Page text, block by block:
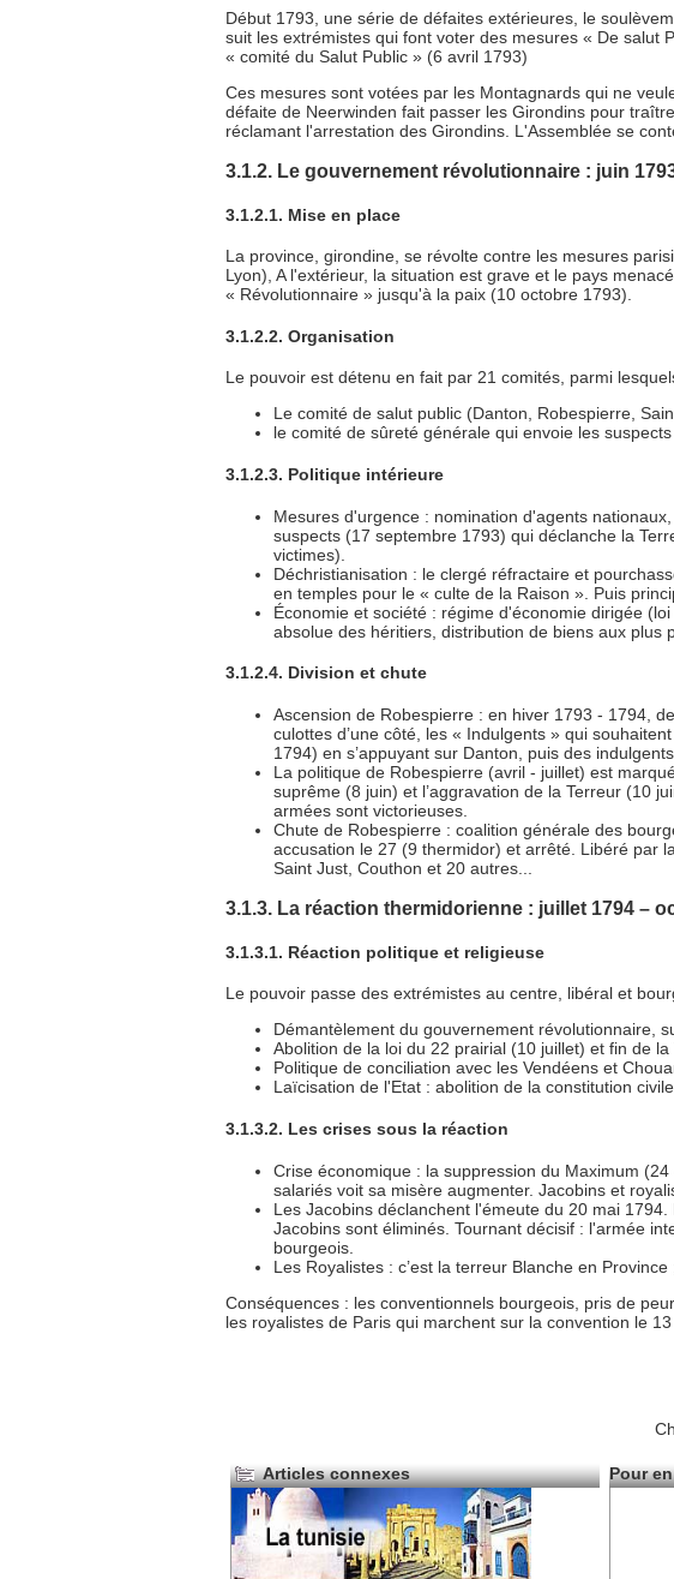
Début 1793, une série de défaites extérieures, le
suit les extrémistes qui font voter des mesures « De salut
« comité du Salut Public » (6 avril 1793)
Ces mesures sont votées par les Montagnards qui ne
défaite de Neerwinden fait passer les Girondins pour
réclamant l'arrestation des Girondins. L'Assemblée se
3.1.2. Le gouvernement révolutionnaire : juin
3.1.2.1. Mise en place
La province, girondine, se révolte contre les mesures
Lyon), A l'extérieur, la situation est grave et le pays
« Révolutionnaire » jusqu'à la paix (10 octobre 1793).
3.1.2.2. Organisation
Le pouvoir est détenu en fait par 21 comités, parmi
Le comité de salut public (Danton, Robespierre,
le comité de sûreté générale qui envoie les
3.1.2.3. Politique intérieure
Mesures d'urgence : nomination d'agents
suspects (17 septembre 1793) qui déclanche la
victimes).
Déchristianisation : le clergé réfractaire et
en temples pour le « culte de la Raison ». Puis
Économie et société : régime d'économie dirigée
absolue des héritiers, distribution de biens aux plus
3.1.2.4. Division et chute
Ascension de Robespierre : en hiver 1793 - 1794,
culottes d’une côté, les « Indulgents » qui
1794) en s’appuyant sur Danton, puis des
La politique de Robespierre (avril - juillet) est
suprême (8 juin) et l’aggravation de la Terreur (10
armées sont victorieuses.
Chute de Robespierre : coalition générale des
accusation le 27 (9 thermidor) et arrêté. Libéré par
Saint Just, Couthon et 20 autres...
3.1.3. La réaction thermidorienne : juillet 1794 –
3.1.3.1. Réaction politique et religieuse
Le pouvoir passe des extrémistes au centre, libéral et
Démantèlement du gouvernement révolutionnaire,
Abolition de la loi du 22 prairial (10 juillet) et fin de
Politique de conciliation avec les Vendéens et
Laïcisation de l'Etat : abolition de la constitution
3.1.3.2. Les crises sous la réaction
Crise économique : la suppression du Maximum
salariés voit sa misère augmenter. Jacobins et
Les Jacobins déclanchent l'émeute du 20 mai
Jacobins sont éliminés. Tournant décisif : l'armée
bourgeois.
Les Royalistes : c’est la terreur Blanche en
Conséquences : les conventionnels bourgeois, pris de
les royalistes de Paris qui marchent sur la convention le
Articles connexes Pour